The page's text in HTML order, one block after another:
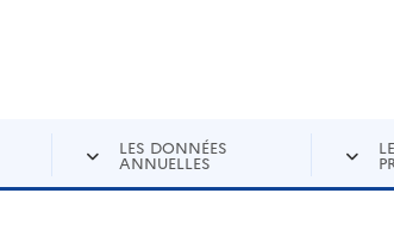
LES DONNÉES
ANNUELLES